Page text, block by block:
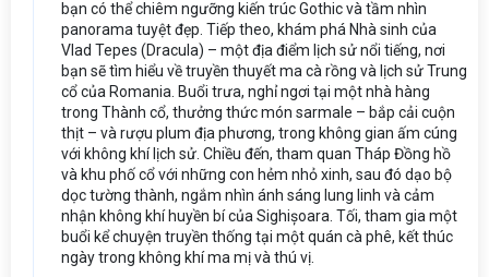
bạn có thể chiêm ngưỡng kiến trúc Gothic và tầm nhìn
panorama tuyệt đẹp. Tiếp theo, khám phá Nhà sinh của
Vlad Tepes (Dracula) – một địa điểm lịch sử nổi tiếng, nơi
bạn sẽ tìm hiểu về truyền thuyết ma cà rồng và lịch sử Trung
cổ của Romania. Buổi trưa, nghỉ ngơi tại một nhà hàng
trong Thành cổ, thưởng thức món sarmale – bắp cải cuộn
thịt – và rượu plum địa phương, trong không gian ấm cúng
với không khí lịch sử. Chiều đến, tham quan Tháp Đồng hồ
và khu phố cổ với những con hẻm nhỏ xinh, sau đó dạo bộ
dọc tường thành, ngắm nhìn ánh sáng lung linh và cảm
nhận không khí huyền bí của Sighișoara. Tối, tham gia một
buổi kể chuyện truyền thống tại một quán cà phê, kết thúc
ngày trong không khí ma mị và thú vị.